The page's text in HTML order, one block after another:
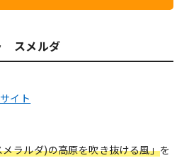
スメルダ
イト
ラルダ)の高原を吹き抜ける風」を